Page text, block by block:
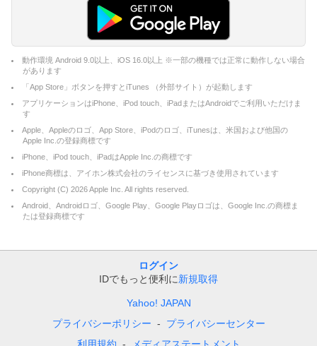
動作環境 Android 9.0以上、iOS 16.0以上 ※一部の機種では正常に動作しない場合
があります
「App Store」ボタンを押すとiTunes （外部サイト）が起動します
アプリケーションはiPhone、iPod touch、iPadまたはAndroidでご利用いただけま
す
Apple、Appleのロゴ、App Store、iPodのロゴ、iTunesは、米国および他国の
Apple Inc.の登録商標です
iPhone、iPod touch、iPadはApple Inc.の商標です
iPhone商標は、アイホン株式会社のライセンスに基づき使用されています
Copyright (C) 2026Apple Inc. All rights reserved.
Android、Androidロゴ、Google Play、Google Playロゴは、Google Inc.の商標ま
たは登録商標です
ログイン
IDでもっと便利に新規取得
Yahoo! JAPAN
プライバシーポリシー
プライバシーセンター
利用規約
メディアステートメント